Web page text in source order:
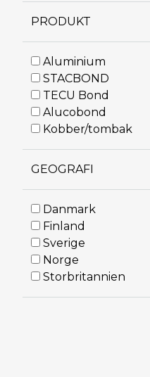
PRODUKT
Aluminium
STACBOND
TECU Bond
Alucobond
Kobber/tombak
GEOGRAFI
Danmark
Finland
Sverige
Norge
Storbritannien